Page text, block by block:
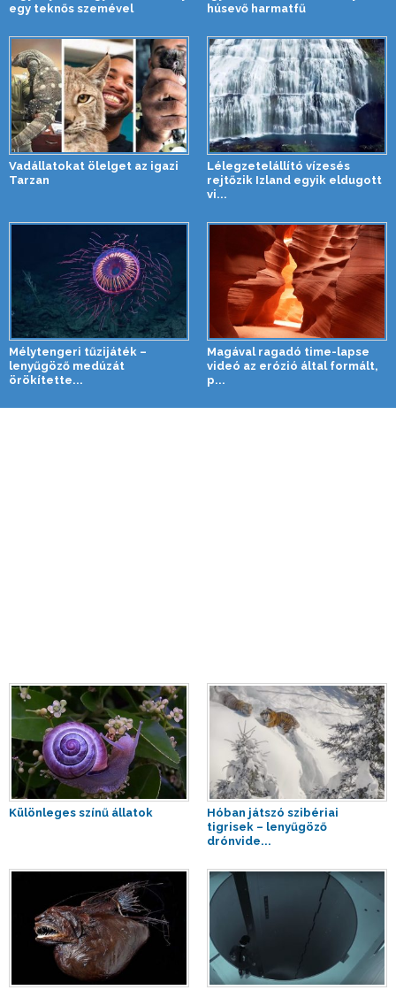
egy teknős szemével
húsevő harmatfű
Vadállatokat ölelget az igazi
Tarzan
Lélegzetelállító vízesés
rejtőzik Izland egyik eldugott
vi...
Mélytengeri tűzijáték –
lenyűgöző medúzát
örökítette...
Magával ragadó time-lapse
videó az erózió által formált,
p...
Különleges színű állatok
Hóban játszó szibériai
tigrisek – lenyűgöző
drónvide...